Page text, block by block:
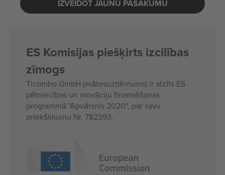
IZVEIDOT JAUNU PASĀKUMU
ES Komisijas piešķirts izcilības
zīmogs
Ticombo GmbH (mātesuzņēmums) ir atzīts ES
pētniecības un inovāciju finansēšanas
programmā "Apvārsnis 2020", par savu
priekšlikumu Nr. 782393.